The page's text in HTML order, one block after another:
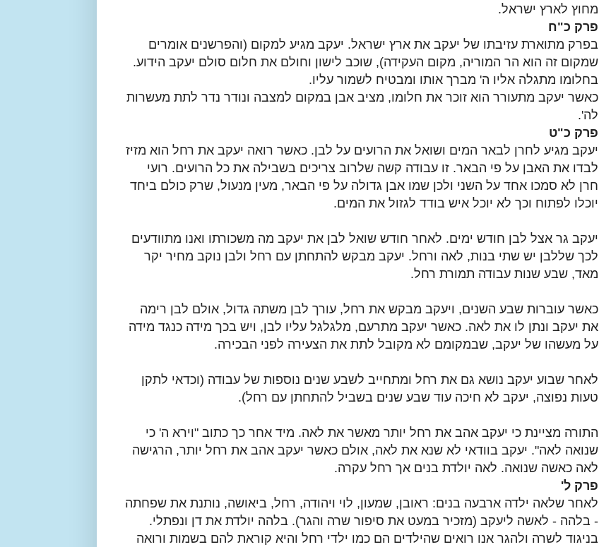
מחוץ לארץ ישראל.
פרק כ"ח
בפרק מתוארת עזיבתו של יעקב את ארץ ישראל. יעקב מגיע למקום (והפרשנים אומרים
שמקום זה הוא הר המוריה, מקום העקידה), שוכב לישון וחולם את חלום סולם יעקב הידוע.
בחלומו מתגלה אליו ה' מברך אותו ומבטיח לשמור עליו.
כאשר יעקב מתעורר הוא זוכר את חלומו, מציב אבן במקום למצבה ונודר נדר לתת מעשרות
לה'.
פרק כ"ט
יעקב מגיע לחרן לבאר המים ושואל את הרועים על לבן. כאשר רואה יעקב את רחל הוא מזיז
לבדו את האבן על פי הבאר. זו עבודה קשה שלרוב צריכים בשבילה את כל הרועים. רועי
חרן לא סמכו אחד על השני ולכן שמו אבן גדולה על פי הבאר, מעין מנעול, שרק כולם ביחד
יוכלו לפתוח וכך לא יוכל איש בודד לגזול את המים.
יעקב גר אצל לבן חודש ימים. לאחר חודש שואל לבן את יעקב מה משכורתו ואנו מתוודעים
לכך שללבן יש שתי בנות, לאה ורחל. יעקב מבקש להתחתן עם רחל ולבן נוקב מחיר יקר
מאד, שבע שנות עבודה תמורת רחל.
כאשר עוברות שבע השנים, ויעקב מבקש את רחל, עורך לבן משתה גדול, אולם לבן רימה
את יעקב ונתן לו את לאה. כאשר יעקב מתרעם, מלגלגל עליו לבן, ויש בכך מידה כנגד מידה
על מעשהו של יעקב, שבמקומם לא מקובל לתת את הצעירה לפני הבכירה.
לאחר שבוע יעקב נושא גם את רחל ומתחייב לשבע שנים נוספות של עבודה (וכדאי לתקן
טעות נפוצה, יעקב לא חיכה עוד שבע שנים בשביל להתחתן עם רחל).
התורה מציינת כי יעקב אהב את רחל יותר מאשר את לאה. מיד אחר כך כתוב "וירא ה' כי
שנואה לאה". יעקב בוודאי לא שנא את לאה, אולם כאשר יעקב אהב את רחל יותר, הרגישה
לאה כאשה שנואה. לאה יולדת בנים אך רחל עקרה.
פרק ל'
לאחר שלאה ילדה ארבעה בנים: ראובן, שמעון, לוי ויהודה, רחל, ביאושה, נותנת את שפחתה
- בלהה - לאשה ליעקב (מזכיר במעט את סיפור שרה והגר). בלהה יולדת את דן ונפתלי.
בניגוד לשרה ולהגר אנו רואים שהילדים הם כמו ילדי רחל והיא קוראת להם בשמות ורואה